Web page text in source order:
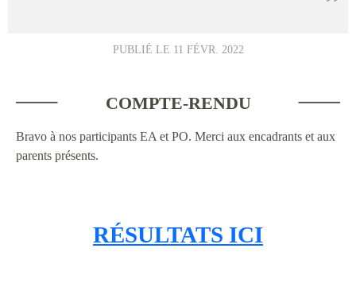
PUBLIÉ LE 11 FÉVR. 2022
COMPTE-RENDU
Bravo à nos participants EA et PO. Merci aux encadrants et aux
parents présents.
RÉSULTATS ICI